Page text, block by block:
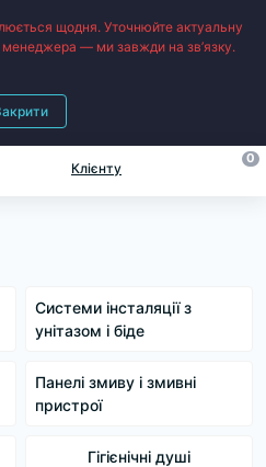
щодня. Уточнюйте актуальну
менеджера — ми завжди на зв’язку.
Клієнту
0
Системи інсталяції з
унітазом і біде
Панелі змиву і змивні
пристрої
Гігієнічні душі